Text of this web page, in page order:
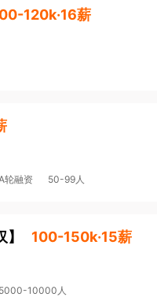
120k·16薪
轮融资 50-99人
】 100-150k·15薪
5000-10000人